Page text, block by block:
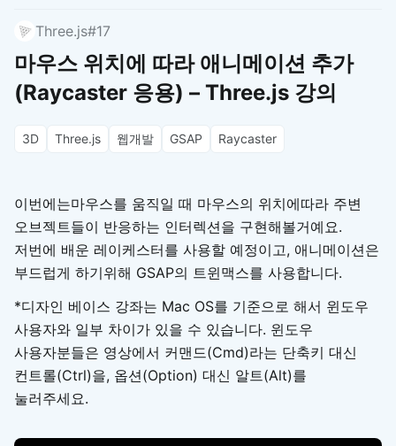
Three.js#17
마우스 위치에 따라 애니메이션 추가
(Raycaster 응용) – Three.js 강의
3D Three.js 웹개발 GSAP Raycaster
이번에는마우스를 움직일 때 마우스의 위치에따라 주변
오브젝트들이 반응하는 인터렉션을 구현해볼거예요.
저번에 배운 레이케스터를 사용할 예정이고, 애니메이션은
부드럽게 하기위해 GSAP의 트윈맥스를 사용합니다.
*디자인 베이스 강좌는 Mac OS를 기준으로 해서 윈도우
사용자와 일부 차이가 있을 수 있습니다. 윈도우
사용자분들은 영상에서 커맨드(Cmd)라는 단축키 대신
컨트롤(Ctrl)을, 옵션(Option) 대신 알트(Alt)를
눌러주세요.